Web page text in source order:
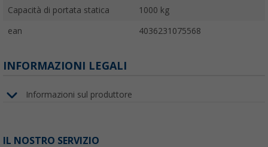
Capacità di portata statica 1000 kg
ean 4036231075568
INFORMAZIONI LEGALI
Informazioni sul produttore
IL NOSTRO SERVIZIO